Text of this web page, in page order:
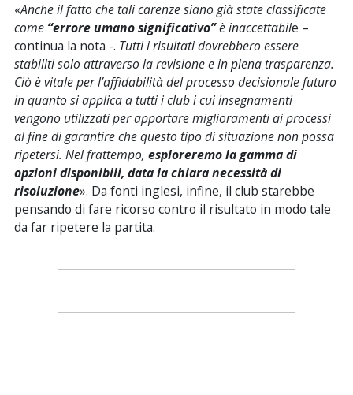
«Anche il fatto che tali carenze siano già state classificate
come “errore umano significativo”è inaccettabile –
continua la nota -. Tutti i risultati dovrebbero essere
stabiliti solo attraverso la revisione e in piena trasparenza.
Ciò è vitale per l’affidabilità del processo decisionale futuro
in quanto si applica a tutti i club i cui insegnamenti
vengono utilizzati per apportare miglioramenti ai processi
al fine di garantire che questo tipo di situazione non possa
ripetersi. Nel frattempo, esploreremo la gamma di
opzioni disponibili, data la chiara necessità di
risoluzione». Da fonti inglesi, infine, il club starebbe
pensando di fare ricorso contro il risultato in modo tale
da far ripetere la partita.